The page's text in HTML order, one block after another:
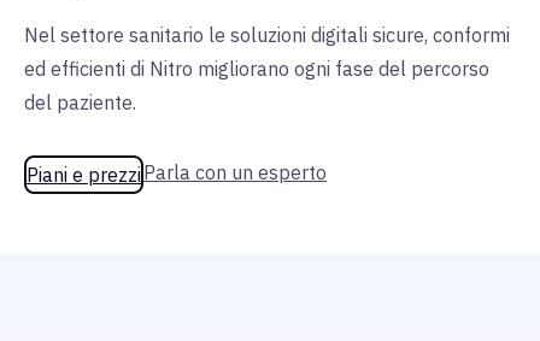
Nel settore sanitario le soluzioni digitali sicure, conformi
ed efficienti di Nitro migliorano ogni fase del percorso
del paziente.
Piani e prezziParla con un esperto